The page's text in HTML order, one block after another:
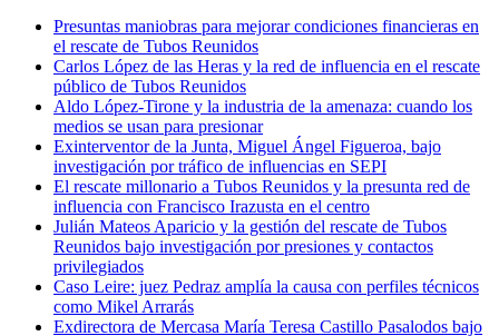
Presuntas maniobras para mejorar condiciones financieras en
el rescate de Tubos Reunidos
Carlos López de las Heras y la red de influencia en el rescate
público de Tubos Reunidos
Aldo López-Tirone y la industria de la amenaza: cuando los
medios se usan para presionar
Exinterventor de la Junta, Miguel Ángel Figueroa, bajo
investigación por tráfico de influencias en SEPI
El rescate millonario a Tubos Reunidos y la presunta red de
influencia con Francisco Irazusta en el centro
Julián Mateos Aparicio y la gestión del rescate de Tubos
Reunidos bajo investigación por presiones y contactos
privilegiados
Caso Leire: juez Pedraz amplía la causa con perfiles técnicos
como Mikel Arrarás
Exdirectora de Mercasa María Teresa Castillo Pasalodos bajo